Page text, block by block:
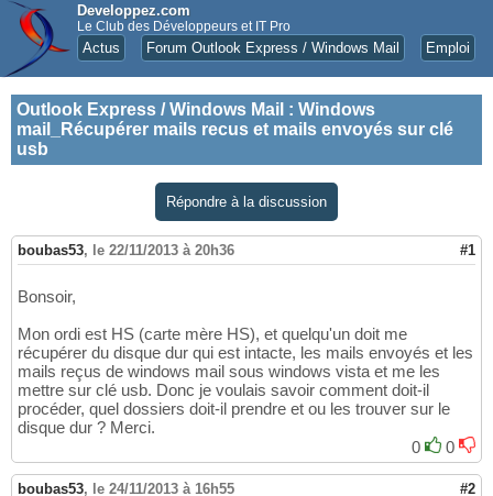
Developpez.com
Le Club des Développeurs et IT Pro
Actus Forum Outlook Express / Windows Mail Emploi
Outlook Express / Windows Mail : Windows
mail_Récupérer mails recus et mails envoyés sur clé
usb
Répondre à la discussion
boubas53, le 22/11/2013 à 20h36 #1
Bonsoir,
Mon ordi est HS (carte mère HS), et quelqu'un doit me
récupérer du disque dur qui est intacte, les mails envoyés et les
mails reçus de windows mail sous windows vista et me les
mettre sur clé usb. Donc je voulais savoir comment doit-il
procéder, quel dossiers doit-il prendre et ou les trouver sur le
disque dur ? Merci.
0
0
boubas53, le 24/11/2013 à 16h55 #2